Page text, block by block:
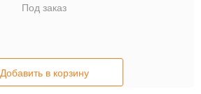
Под заказ
Добавить в корзину